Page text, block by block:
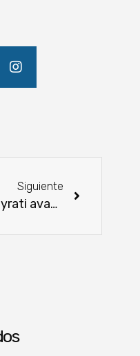
Siguiente
Guyrati avanza: Hidrovías do Brasil y Fundación Paraguaya cierran con éxito un proyecto de desarrollo comunitario